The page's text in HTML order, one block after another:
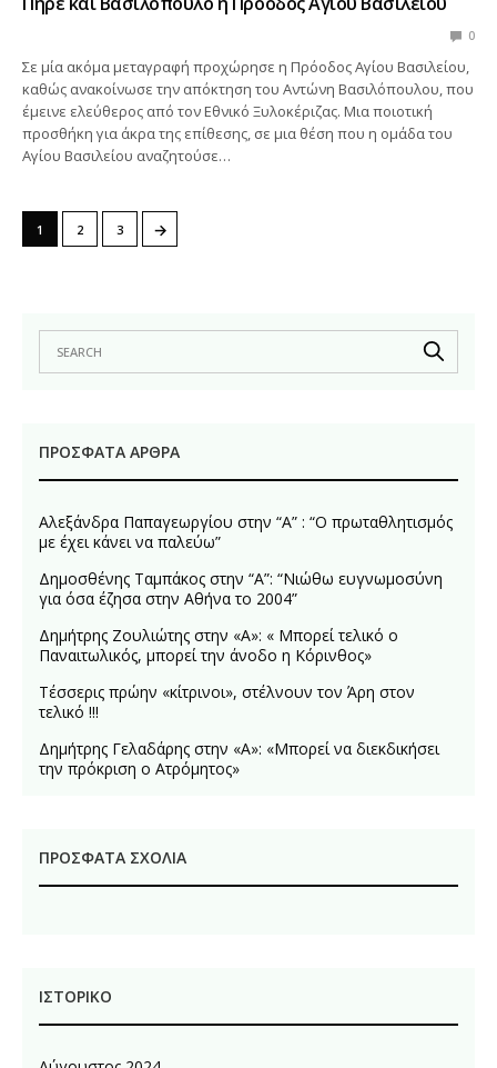
0
Σε μία ακόμα μεταγραφή προχώρησε η Πρόοδος Αγίου Βασιλείου,
καθώς ανακοίνωσε την απόκτηση του Αντώνη Βασιλόπουλου, που
έμεινε ελεύθερος από τον Εθνικό Ξυλοκέριζας. Μια ποιοτική
προσθήκη για άκρα της επίθεσης, σε μια θέση που η ομάδα του
Αγίου Βασιλείου αναζητούσε…
1 2 3 →
ΠΡΌΣΦΑΤΑ ΆΡΘΡΑ
Αλεξάνδρα Παπαγεωργίου στην “Α” : “Ο πρωταθλητισμός
με έχει κάνει να παλεύω”
Δημοσθένης Ταμπάκος στην “A”: “Νιώθω ευγνωμοσύνη
για όσα έζησα στην Αθήνα το 2004”
Δημήτρης Ζουλιώτης στην «Α»: « Μπορεί τελικό ο
Παναιτωλικός, μπορεί την άνοδο η Κόρινθος»
Τέσσερις πρώην «κίτρινοι», στέλνουν τον Άρη στον
τελικό !!!
Δημήτρης Γελαδάρης στην «Α»: «Μπορεί να διεκδικήσει
την πρόκριση ο Ατρόμητος»
ΠΡΌΣΦΑΤΑ ΣΧΌΛΙΑ
ΙΣΤΟΡΙΚΌ